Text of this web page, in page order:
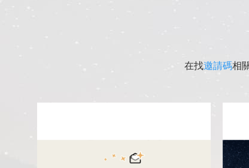
在找邀請碼相